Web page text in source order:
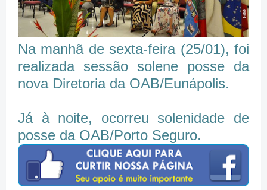
Na manhã de sexta-feira (25/01), foi
realizada sessão solene posse da
nova Diretoria da OAB/Eunápolis.
Já à noite, ocorreu solenidade de
posse da OAB/Porto Seguro.